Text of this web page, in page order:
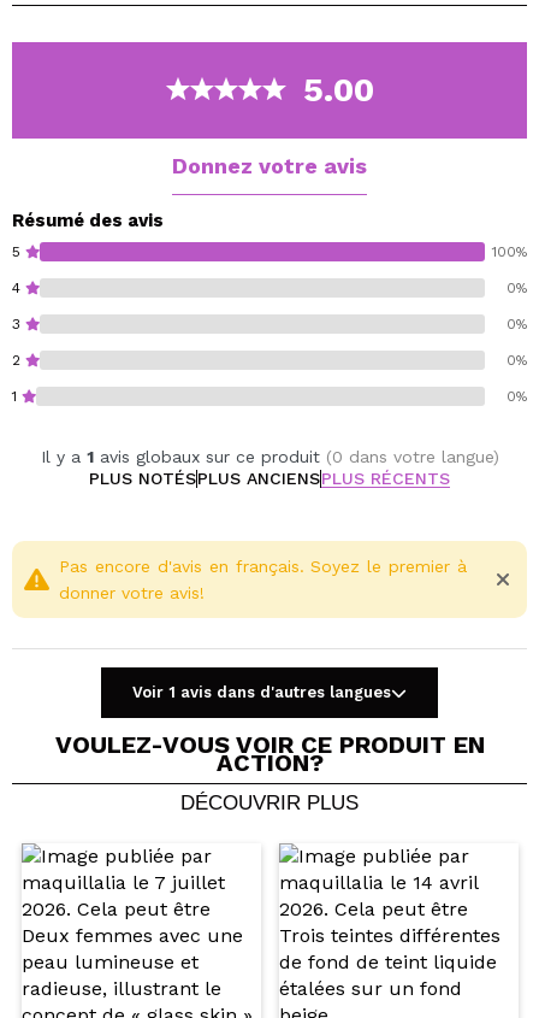
des marques d'acné
Formule coréenne aux ingrédients doux mais
sensibles
5.00
Donnez votre avis
Résumé des avis
5 100%
4 0%
3 0%
2 0%
1 0%
Il y a 1avis globaux sur ce produit (0 dans votre langue)
PLUS NOTÉSPLUS ANCIENSPLUS RÉCENTS
Partager une vidéo ou une photo
Votre vidéo pourrait être la première. Imaginez...
Recommandez-vous cet achat? Oui Non
5/5
ENVOYER
Pas encore d'avis en français. Soyez le premier à
donner votre avis!
Voir 1 avis dans d'autres langues
VOULEZ-VOUS VOIR CE PRODUIT EN
ACTION?
DÉCOUVRIR PLUS